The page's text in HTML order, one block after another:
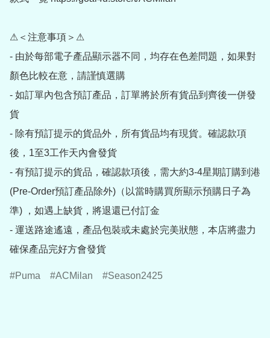
⚠＜注意事項＞⚠
- 由於每部電子產品顯示器不同，均存在色差問題，如果對
顏色比較在意，請謹慎選購
- 如訂單內包含預訂產品，訂單將於所有貨品到齊後一併發
貨
- 除有預訂提示的貨品外，所有貨品均有現貨。確認款項
後，1至3工作天內會發貨
- 有預訂提示的貨品，確認款項後，需大約3-4星期訂購到港
(Pre-Order預訂產品除外)（以當時購買所顯示預購日子為
準) ，如遇上缺貨，將退還已付訂金
- 運送路途遙遠，產品包裝或未處於完美狀態，本店將盡力
確保產品完好方會發貨
Puma ACMilan Season2425